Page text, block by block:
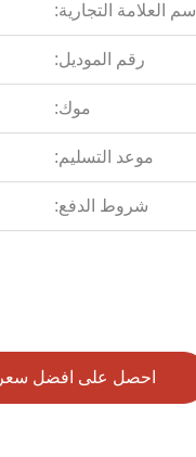
اسم العلامة التجارية:
رقم الموديل:
موك:
موعد التسليم:
شروط الدفع:
احصل على افضل سعر